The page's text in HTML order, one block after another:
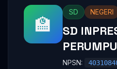
🏫
SD NEGERI
SD
NPSN: